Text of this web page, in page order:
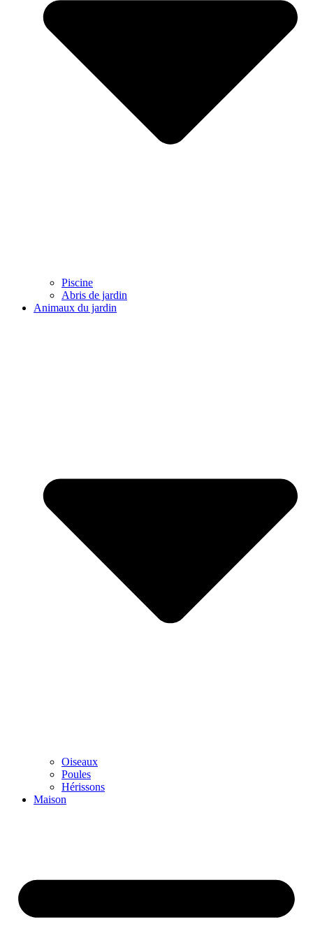
Piscine
Abris de jardin
Animaux du jardin
Oiseaux
Poules
Hérissons
Maison